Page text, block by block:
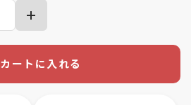
カートに入れる